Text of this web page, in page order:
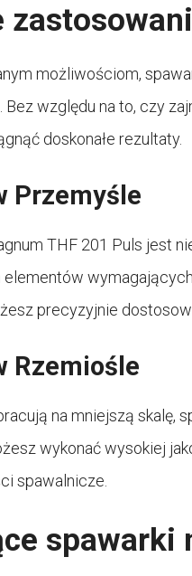
możliwościom,
względu na to, czy
doskonałe rezultaty.
Przemyśle
THF 201 Puls jest
precyzyjnie
Rzemiośle
na mniejszą skalę,
wykonać wysokiej
spawalnicze.